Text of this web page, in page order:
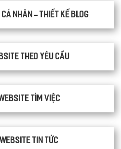
nhân - Thiết kế blog
theo yêu cầu
tìm việc
tin tức